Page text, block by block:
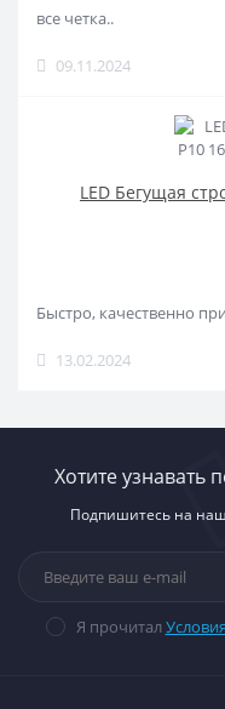
все четка..
09.11.2024
LED Бегущая
Быстро, качественно
13.02.2024
Хотите узнавать
Подпишитесь на
Я прочитал